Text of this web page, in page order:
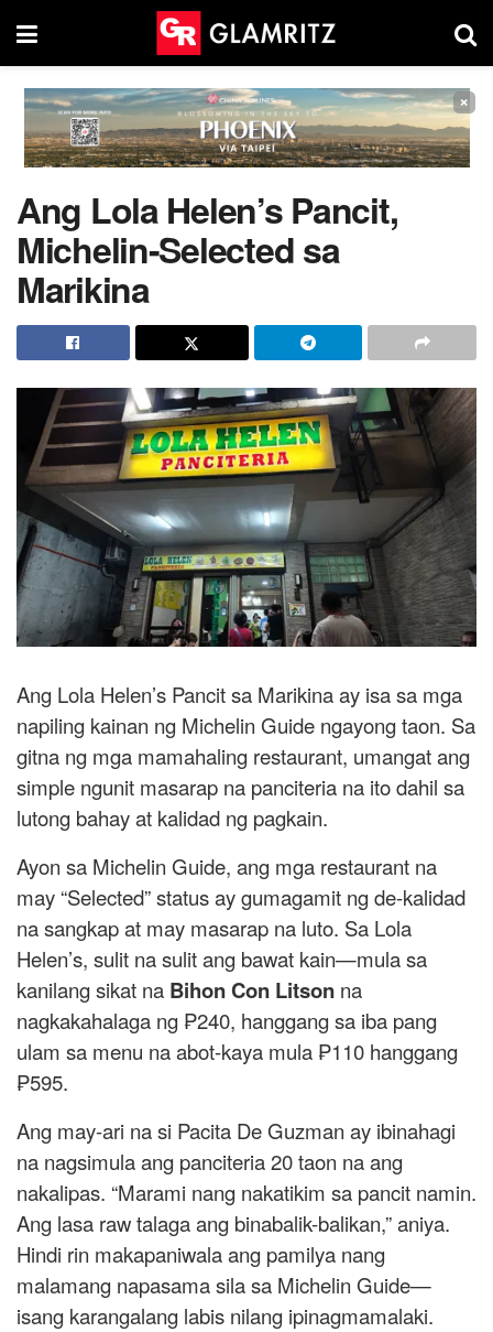
×
Ang Lola Helen’s Pancit,
Michelin-Selected sa
Marikina
Ang Lola Helen’s Pancit sa Marikina ay isa sa mga
napiling kainan ng Michelin Guide ngayong taon. Sa
gitna ng mga mamahaling restaurant, umangat ang
simple ngunit masarap na panciteria na ito dahil sa
lutong bahay at kalidad ng pagkain.
Ayon sa Michelin Guide, ang mga restaurant na
may “Selected” status ay gumagamit ng de-kalidad
na sangkap at may masarap na luto. Sa Lola
Helen’s, sulit na sulit ang bawat kain—mula sa
kanilang sikat na Bihon Con Litson na
nagkakahalaga ng ₱240, hanggang sa iba pang
ulam sa menu na abot-kaya mula ₱110 hanggang
₱595.
Ang may-ari na si Pacita De Guzman ay ibinahagi
na nagsimula ang panciteria 20 taon na ang
nakalipas. “Marami nang nakatikim sa pancit namin.
Ang lasa raw talaga ang binabalik-balikan,” aniya.
Hindi rin makapaniwala ang pamilya nang
malamang napasama sila sa Michelin Guide—
isang karangalang labis nilang ipinagmamalaki.